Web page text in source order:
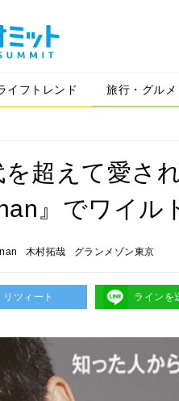
イフトレンド 旅行・グルメ
超えて愛さ
』でワイル
木村拓哉 グランメゾン東京
リツィート ラインを